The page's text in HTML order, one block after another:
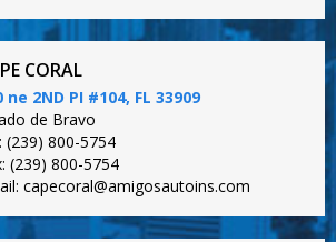
CORAL
ne 2ND PI #104, FL 33909
de Bravo
(239) 800-5754
(239) 800-5754
capecoral@amigosautoins.com